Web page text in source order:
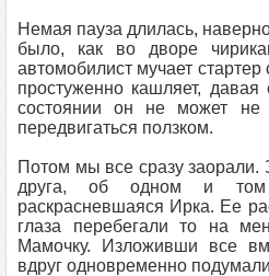
Немая пауза длилась,
было, как во дворе
автомобилист мучает
простуженно кашляет,
состоянии он не может не
передвигаться ползком.
Потом мы все сразу заорали.
друга, об одном и
раскрасневшаяся Ирка. Ее
глаза перебегали то на
Мамочку. Изложивши все
вдруг одновременно